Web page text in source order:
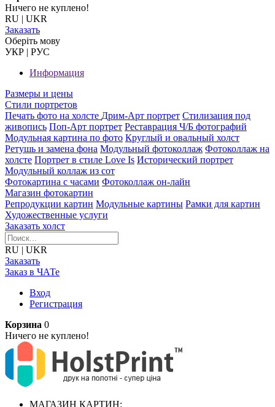
Ничего не куплено!
RU | UKR
Заказать
Оберiть мову
УКР | РУС
Информация
Размеры и цены
Стили портретов
Печать фото на холсте Дрим-Арт портрет Стилизация под
живопись Поп-Арт портрет Реставрация Ч/Б фотографий
Модульная картина по фото Круглый и овальный холст
Ретушь и замена фона Модульный фотоколлаж Фотоколлаж на
холсте Портрет в стиле Love Is Исторический портрет
Модульный коллаж из сот
Фотокартина с часами Фотоколлаж он-лайн
Магазин фотокартин
Репродукции картин Модульные картины Рамки для картин
Художественные услуги
Заказать холст
RU | UKR
Заказать
Заказ в ЧАТе
Вход
Регистрация
Корзина 0
Ничего не куплено!
МАГАЗИН КАРТИН: